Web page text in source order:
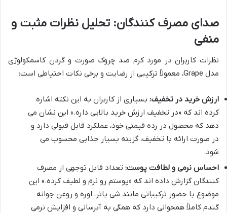
صدای مصرف کنندگان: تحلیل نظرات مثبت و
منفی
نظرات کاربران در مورد کرم ضد چروک صورت و گردن کاسمکولوژی
مدل Grape، معمولاً ترکیبی از رضایت و برخی نکات احتیاطی است:
ارزش خرید در تخفیف: بسیاری از کاربران به این نکته اشاره
کرده اند که «در تخفیف ارزش خرید بالایی داره.» این نشان می
دهد که محصول در رده قیمتی خود، عملکرد قابل قبولی دارد و
در صورت ارائه با تخفیف، گزینه بسیار جذابی محسوب می
شود.
احساس نرمی و لطافت پوست: تعداد قابل توجهی از مصرف
کنندگان گزارش داده اند که «پوستم رو نرم و لطیف کرده.» این
موضوع با حضور ترکیباتی مانند شی باتر، اوره و روغن جوانه
گندم کاملاً همخوانی دارد که همگی به آبرسانی و افزایش نرمی